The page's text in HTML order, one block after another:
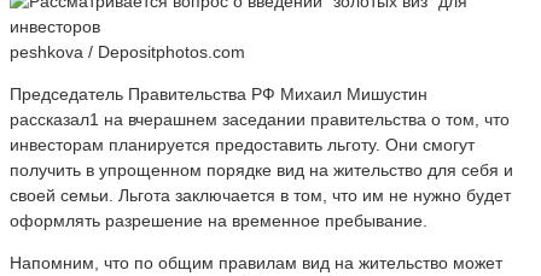
peshkova / Depositphotos.com
Председатель Правительства РФ Михаил Мишустин
рассказал1 на вчерашнем заседании правительства о том, что
инвесторам планируется предоставить льготу. Они смогут
получить в упрощенном порядке вид на жительство для себя и
своей семьи. Льгота заключается в том, что им не нужно будет
оформлять разрешение на временное пребывание.
Напомним, что по общим правилам вид на жительство может